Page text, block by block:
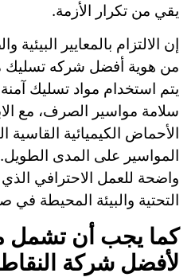
يقي من تكرار الأزمة.
إن الالتزام بالمعايير البيئية
من هوية أفضل شركه تسليك
يتم استخدام مواد تسليك
سلامة مواسير الصرف، مع
الأحماض الكيميائية القاسية
المواسير على المدى
واضحة للعمل الاحترافي الذي
التحتية والبيئة المحيطة في
كما يجب أن تشمل
لأفضل شركة النقاط